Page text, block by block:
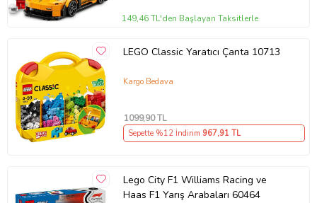
149,46 TL'den Başlayan Taksitlerle
LEGO Classic Yaratıcı Çanta 10713
Kargo Bedava
1099,90 TL
Sepette %12 İndirim 967,91 TL
Lego City F1 Williams Racing ve
Haas F1 Yarış Arabaları 60464